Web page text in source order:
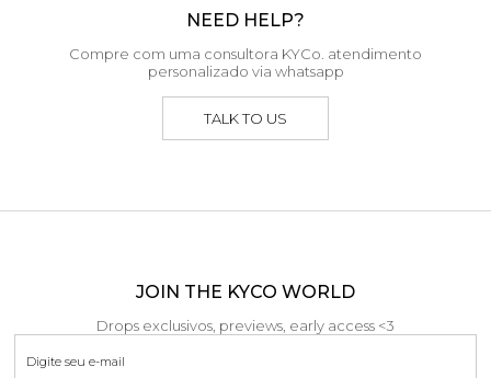
NEED HELP?
Compre com uma consultora KYCo. atendimento
personalizado via whatsapp
TALK TO US
JOIN THE KYCO WORLD
Drops exclusivos, previews, early access <3